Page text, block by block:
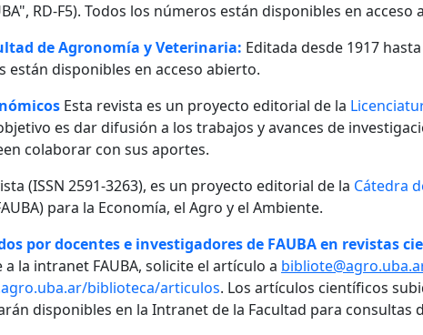
RD-F5). Todos los números están disponibles en acceso
de Agronomía y Veterinaria: Editada desde 1917
están disponibles en acceso abierto.
Esta revista es un proyecto editorial de la
es dar difusión a los trabajos y avances de
colaborar con sus aportes.
(ISSN 2591-3263), es un proyecto editorial de la Cátedra
para la Economía, el Agro y el Ambiente.
por docentes e investigadores de FAUBA en revistas
a la intranet FAUBA, solicite el artículo a
biblioteca/articulos. Los artículos científicos
disponibles en la Intranet de la Facultad para consultas